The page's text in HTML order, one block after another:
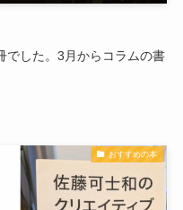
でした。3月からコラムの書
おすすめの本